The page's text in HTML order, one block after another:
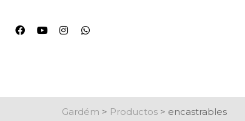
Gardém > Productos > encastrables